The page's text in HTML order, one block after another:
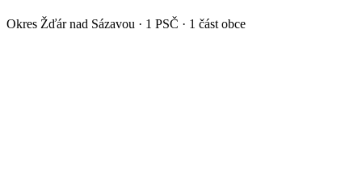
Okres Žďár nad Sázavou · 1 PSČ · 1 část obce